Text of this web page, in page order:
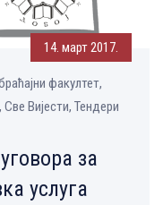
14. март 2017.
факултет,
Вијести, Тендери
за
услуга